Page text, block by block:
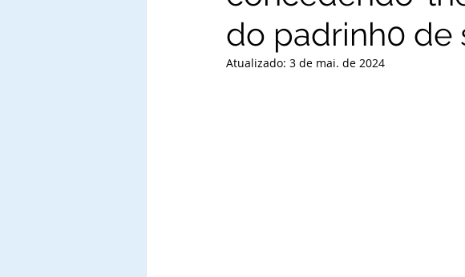
do padrinh0 de
Atualizado: 3 de mai. de 2024